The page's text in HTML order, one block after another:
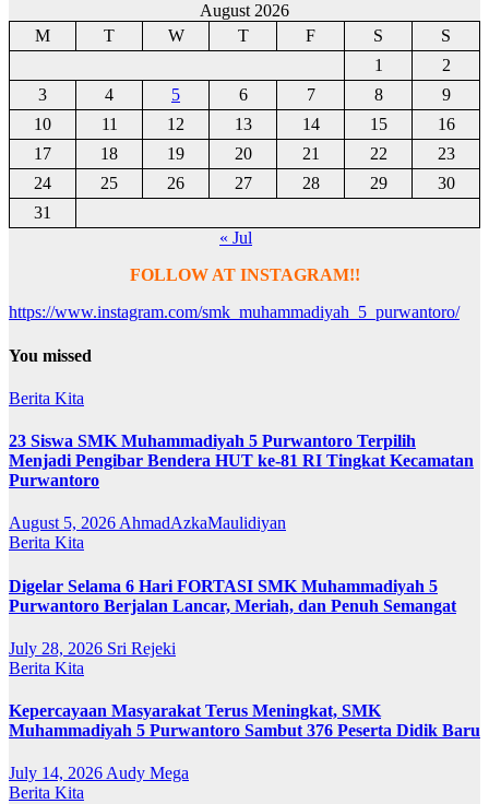
August 2026
M
T W T F S
S
1
2
3
4 5 6 7 8
9
10
11 12 13 14 15
16
17
18 19 20 21 22
23
24
25 26 27 28 29
30
31
« Jul
FOLLOW AT INSTAGRAM!!
https://www.instagram.com/smk_muhammadiyah_5_purwantoro/
You missed
Berita Kita
23 Siswa SMK Muhammadiyah 5 Purwantoro Terpilih
Menjadi Pengibar Bendera HUT ke-81 RI Tingkat Kecamatan
Purwantoro
August 5, 2026 AhmadAzkaMaulidiyan
Berita Kita
Digelar Selama 6 Hari FORTASI SMK Muhammadiyah 5
Purwantoro Berjalan Lancar, Meriah, dan Penuh Semangat
July 28, 2026 Sri Rejeki
Berita Kita
Kepercayaan Masyarakat Terus Meningkat, SMK
Muhammadiyah 5 Purwantoro Sambut 376 Peserta Didik Baru
July 14, 2026 Audy Mega
Berita Kita